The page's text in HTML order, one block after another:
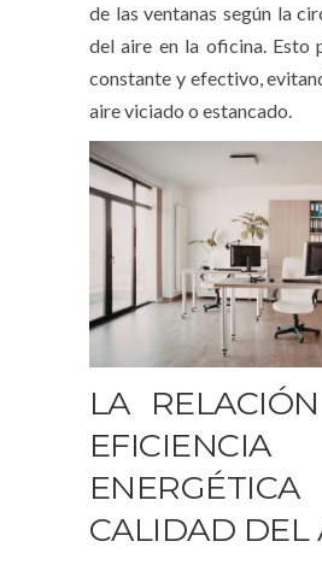
de las ventanas según la
del aire en la oficina. Esto
constante y efectivo,
aire viciado o estancado.
LA
EFICIENCIA
CALIDAD DEL